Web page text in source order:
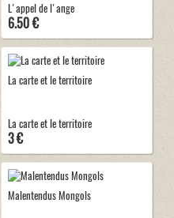
L'appel de l'ange
6.50 €
La carte et le territoire
La carte et le territoire
3 €
Malentendus Mongols